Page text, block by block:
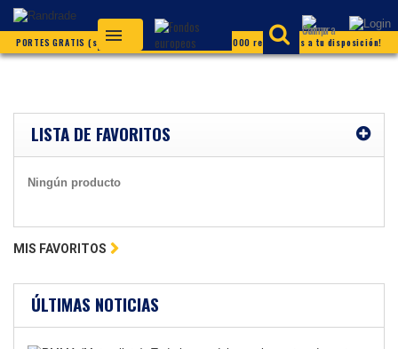
PORTES GRATIS (según condiciones) ¡Más de 20.000 referencias a tu disposición!
LISTA DE FAVORITOS
Ningún producto
MIS FAVORITOS
ÚLTIMAS NOTICIAS